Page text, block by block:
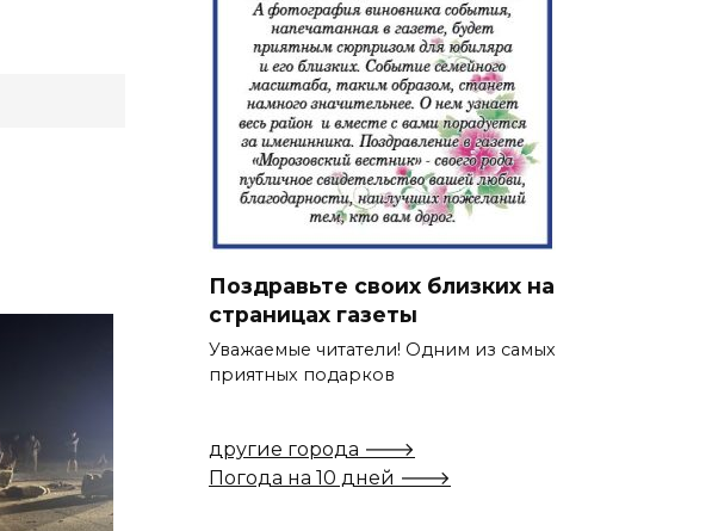
Поздравьте своих близких на
страницах газеты
Уважаемые читатели! Одним из самых
приятных подарков
другие города 🡒
Погода на 10 дней 🡒